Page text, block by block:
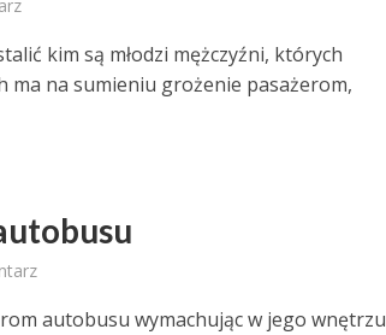
kim są młodzi mężczyźni, których
ma na sumieniu grożenie pasażerom,
autobusu wymachując w jego wnętrzu